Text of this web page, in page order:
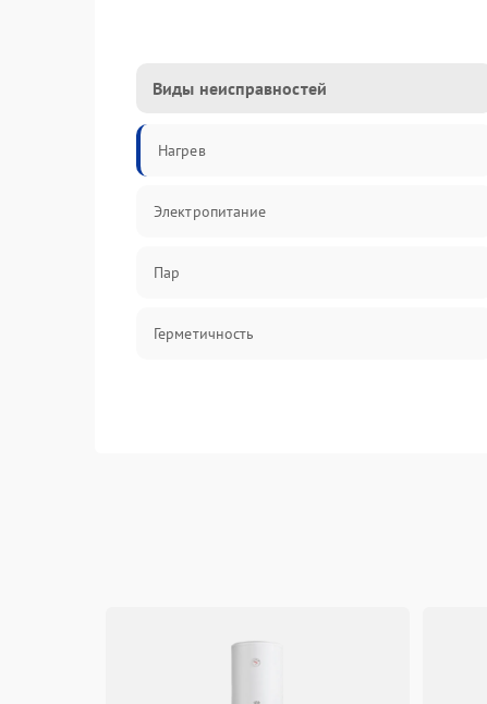
Виды неисправностей
Нагрев
Электропитание
Пар
Герметичность